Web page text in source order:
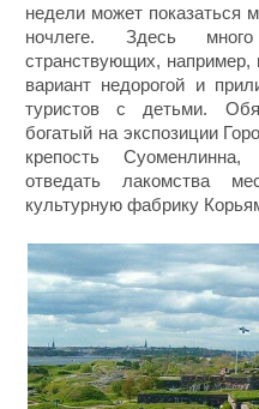
недели может показаться
ночлеге. Здесь
странствующих, например,
вариант недорогой и
туристов с детьми.
богатый на экспозиции
крепость
отведать лакомства
культурную фабрику